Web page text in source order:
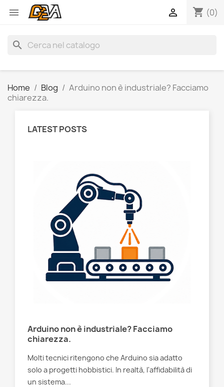
 shopping_cart (0)

search
Home Blog
Arduino non è industriale? Facciamo
chiarezza.
LATEST POSTS
Arduino non è industriale? Facciamo
chiarezza.
Molti tecnici ritengono che Arduino sia adatto
solo a progetti hobbistici. In realtà, l'affidabilità di
un sistema...